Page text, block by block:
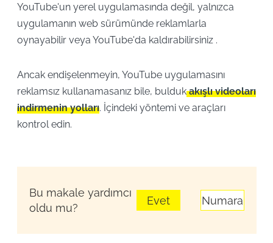
YouTube'un yerel uygulamasında değil, yalnızca
uygulamanın web sürümünde reklamlarla
oynayabilir veya YouTube'da kaldırabilirsiniz .
Ancak endişelenmeyin, YouTube uygulamasını
reklamsız kullanamasanız bile, buldukakışlı videoları
indirmenin yolları. İçindeki yöntemi ve araçları
kontrol edin.
Bu makale yardımcı
oldu mu?
Evet Numara